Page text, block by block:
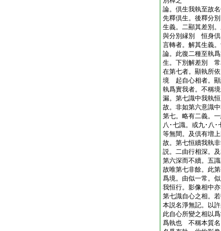
論。倶生我執至故
先釋倶生。後釋分
生義。二顯其差別
與分別縁別 恒身
言轉者。解其生義
論。此復二種至執
生。下別解差別
在第七者。顯執所
境 起自心相者。
執爲實我者。不稱
漏。第七識中我執
故。非如第六意識
第七。略有二義。
八･七識。或九･八･
等無間。及倶有増
故。第七恒續我執
説。二由行相深。
第六深而不續。五
故唯第七非餘。此
爲境。由似一常。
我恒行。影像相中
第七識自心之相。
本説名淨無記。以
此自心所變之相以
爲執也 不稱本質名